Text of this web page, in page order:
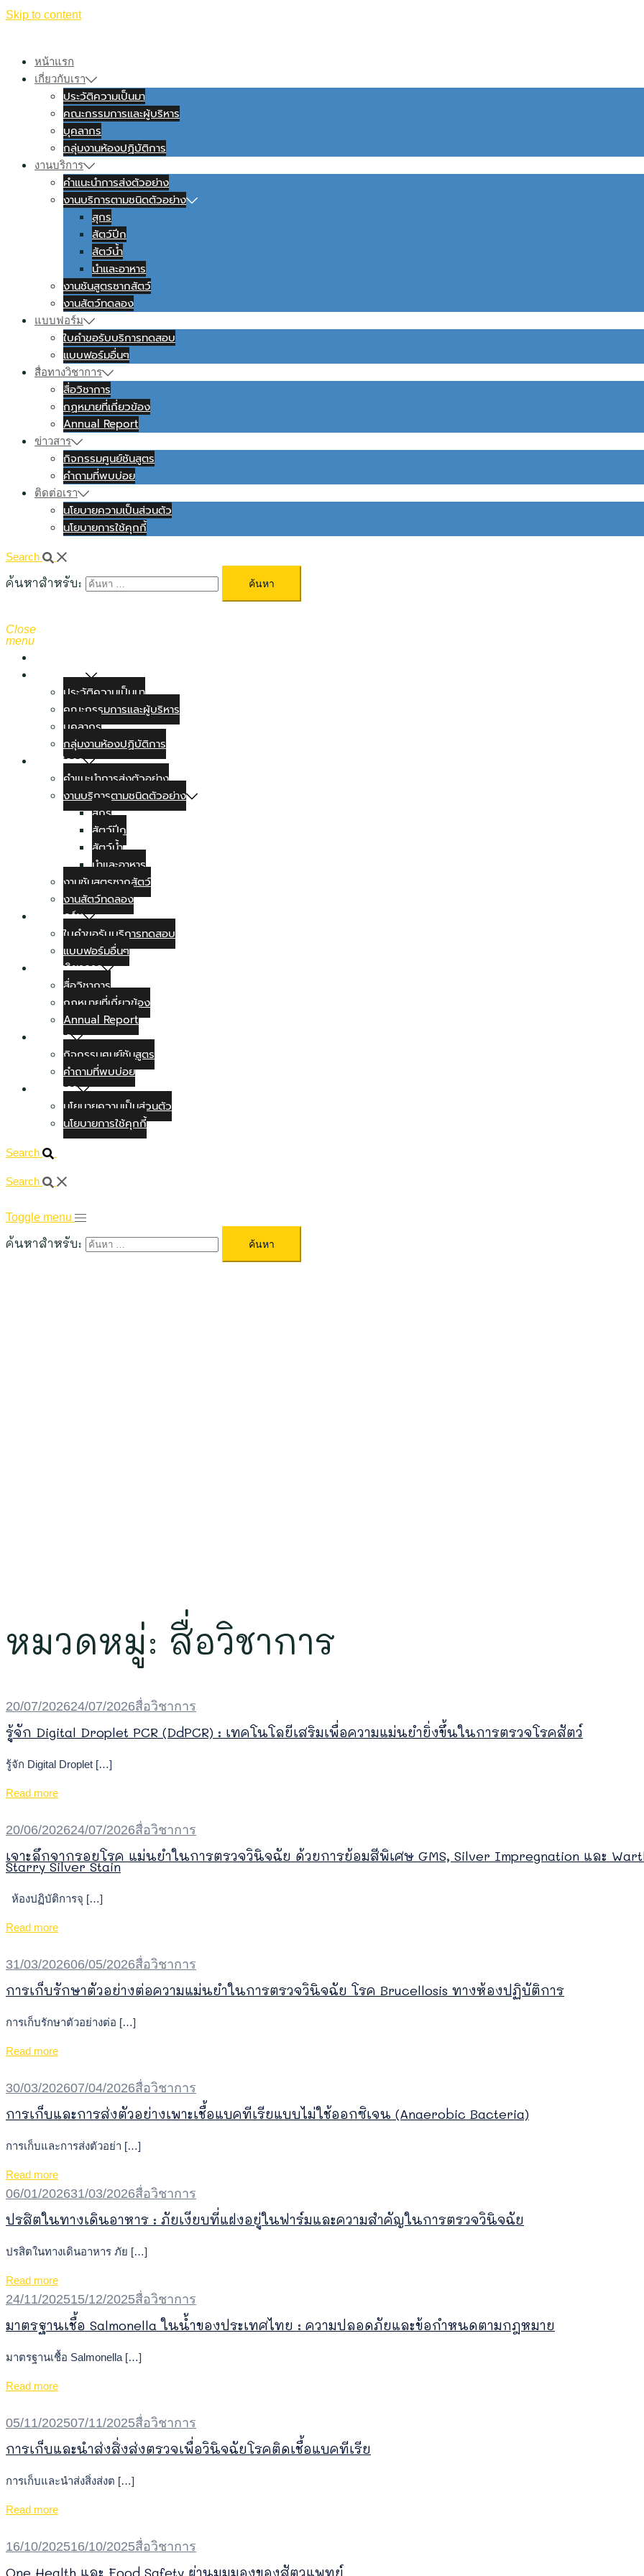
Skip to content
หน้าแรก
เกี่ยวกับเรา
ประวัติความเป็นมา
คณะกรรมการและผู้บริหาร
บุคลากร
กลุ่มงานห้องปฏิบัติการ
งานบริการ
คำแนะนำการส่งตัวอย่าง
งานบริการตามชนิดตัวอย่าง
สุกร
สัตว์ปีก
สัตว์น้ำ
นำและอาหาร
งานชันสูตรซากสัตว์
งานสัตว์ทดลอง
แบบฟอร์ม
ใบคำขอรับบริการทดสอบ
แบบฟอร์มอื่นๆ
สื่อทางวิชาการ
สื่อวิชาการ
กฏหมายที่เกี่ยวข้อง
Annual Report
ข่าวสาร
กิจกรรมศูนย์ชันสูตร
คำถามที่พบบ่อย
ติดต่อเรา
นโยบายความเป็นส่วนตัว
นโยบายการใช้คุกกี้
Search
ค้นหาสำหรับ:
Close
menu
เกี่ยวกับเรา
ประวัติความเป็นมา
คณะกรรมการและผู้บริหาร
บุคลากร
กลุ่มงานห้องปฏิบัติการ
งานบริการ
คำแนะนำการส่งตัวอย่าง
งานบริการตามชนิดตัวอย่าง
สุกร
สัตว์ปีก
สัตว์น้ำ
นำและอาหาร
งานชันสูตรซากสัตว์
งานสัตว์ทดลอง
แบบฟอร์ม
ใบคำขอรับบริการทดสอบ
แบบฟอร์มอื่นๆ
สื่อทางวิชาการ
สื่อวิชาการ
กฏหมายที่เกี่ยวข้อง
Annual Report
ข่าวสาร
กิจกรรมศูนย์ชันสูตร
คำถามที่พบบ่อย
ติดต่อเรา
นโยบายความเป็นส่วนตัว
นโยบายการใช้คุกกี้
Search
Search
Toggle menu
ค้นหาสำหรับ:
หมวดหมู่: สื่อวิชาการ
20/07/202624/07/2026สื่อวิชาการ
รู้จัก Digital Droplet PCR (ddPCR) : เทคโนโลยีเสริมเพื่อความแม่นยำยิ่งขึ้นในการตรวจโรคสัตว์
รู้จัก Digital Droplet […]
Read more
20/06/202624/07/2026สื่อวิชาการ
เจาะลึกจากรอยโรค แม่นยำในการตรวจวินิจฉัย ด้วยการย้อมสีพิเศษ GMS, Silver Impregnation และ
Starry Silver Stain
ห้องปฏิบัติการจุ […]
Read more
31/03/202606/05/2026สื่อวิชาการ
การเก็บรักษาตัวอย่างต่อความแม่นยำในการตรวจวินิจฉัย โรค Brucellosis ทางห้องปฏิบัติการ
การเก็บรักษาตัวอย่างต่อ […]
Read more
30/03/202607/04/2026สื่อวิชาการ
การเก็บและการส่งตัวอย่างเพาะเชื้อแบคทีเรียแบบไม่ใช้ออกซิเจน (Anaerobic Bacteria)
การเก็บและการส่งตัวอย่า […]
Read more
06/01/202631/03/2026สื่อวิชาการ
ปรสิตในทางเดินอาหาร : ภัยเงียบที่แฝงอยู่ในฟาร์มและความสำคัญในการตรวจวินิจฉัย
ปรสิตในทางเดินอาหาร ภัย […]
Read more
24/11/202515/12/2025สื่อวิชาการ
มาตรฐานเชื้อ Salmonella ในน้ำของประเทศไทย : ความปลอดภัยและข้อกำหนดตามกฎหมาย
มาตรฐานเชื้อ Salmonella […]
Read more
05/11/202507/11/2025สื่อวิชาการ
การเก็บและนำส่งสิ่งส่งตรวจเพื่อวินิจฉัยโรคติดเชื้อแบคทีเรีย
การเก็บและนำส่งสิ่งส่งต […]
Read more
16/10/202516/10/2025สื่อวิชาการ